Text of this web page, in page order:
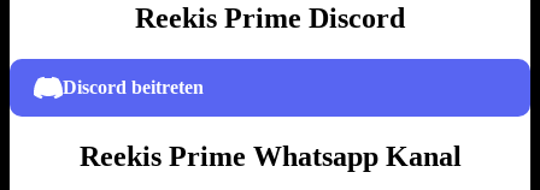
Reekis Prime Discord
Discord beitreten
Reekis Prime Whatsapp Kanal